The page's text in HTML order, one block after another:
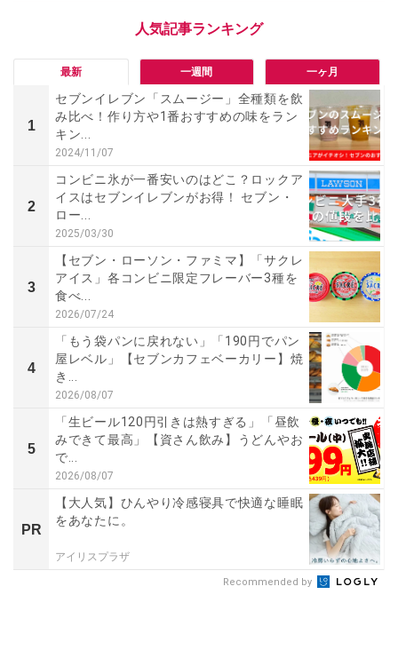
最新 一週間 一ヶ月
1
セブンイレブン「スムージー」全種類を飲
み比べ！作り方や1番おすすめの味をラン
キン...
2024/11/07
2
コンビニ氷が一番安いのはどこ？ロックア
イスはセブンイレブンがお得！ セブン・
ロー...
2025/03/30
3
【セブン・ローソン・ファミマ】「サクレ
アイス」各コンビニ限定フレーバー3種を
食べ...
2026/07/24
4
「もう袋パンに戻れない」「190円でパン
屋レベル」【セブンカフェベーカリー】焼
き...
2026/08/07
5
「生ビール120円引きは熱すぎる」「昼飲
みできて最高」【資さん飲み】うどんやお
で...
2026/08/07
PR
【大人気】ひんやり冷感寝具で快適な睡眠
をあなたに。
アイリスプラザ
Recommended by